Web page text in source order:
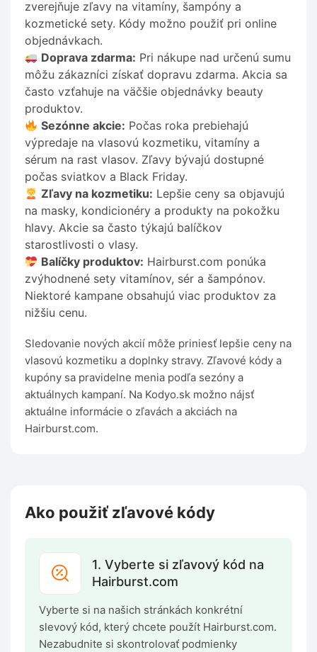
zverejňuje zľavy na vitamíny, šampóny a
kozmetické sety. Kódy možno použiť pri online
objednávkach.
Doprava zdarma: Pri nákupe nad určenú sumu
môžu zákazníci získať dopravu zdarma. Akcia sa
často vzťahuje na väčšie objednávky beauty
produktov.
Sezónne akcie: Počas roka prebiehajú
výpredaje na vlasovú kozmetiku, vitamíny a
sérum na rast vlasov. Zľavy bývajú dostupné
počas sviatkov a Black Friday.
Zľavy na kozmetiku: Lepšie ceny sa objavujú
na masky, kondicionéry a produkty na pokožku
hlavy. Akcie sa často týkajú balíčkov
starostlivosti o vlasy.
Balíčky produktov: Hairburst.com ponúka
zvýhodnené sety vitamínov, sér a šampónov.
Niektoré kampane obsahujú viac produktov za
nižšiu cenu.
Sledovanie nových akcií môže priniesť lepšie ceny na
vlasovú kozmetiku a doplnky stravy. Zľavové kódy a
kupóny sa pravidelne menia podľa sezóny a
aktuálnych kampaní. Na Kodyo.sk možno nájsť
aktuálne informácie o zľavách a akciách na
Hairburst.com.
Ako použiť zľavové kódy
1. Vyberte si zľavový kód na
Hairburst.com
Vyberte si na našich stránkách konkrétní
slevový kód, který chcete použít Hairburst.com.
Nezabudnite si skontrolovať podmienky